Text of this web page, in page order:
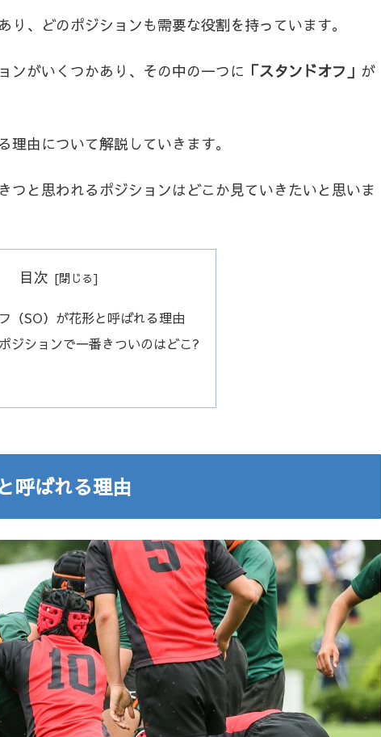
、どのポジションも需要な役割を持っています。
ンがいくつかあり、その中の一つに 「スタンドオフ」 が
由について解説していきます。
つと思われるポジションはどこか見ていきたいと思いま
目次
（SO）が花形と呼ばれる理由
ジションで一番きついのはどこ?
呼ばれる理由